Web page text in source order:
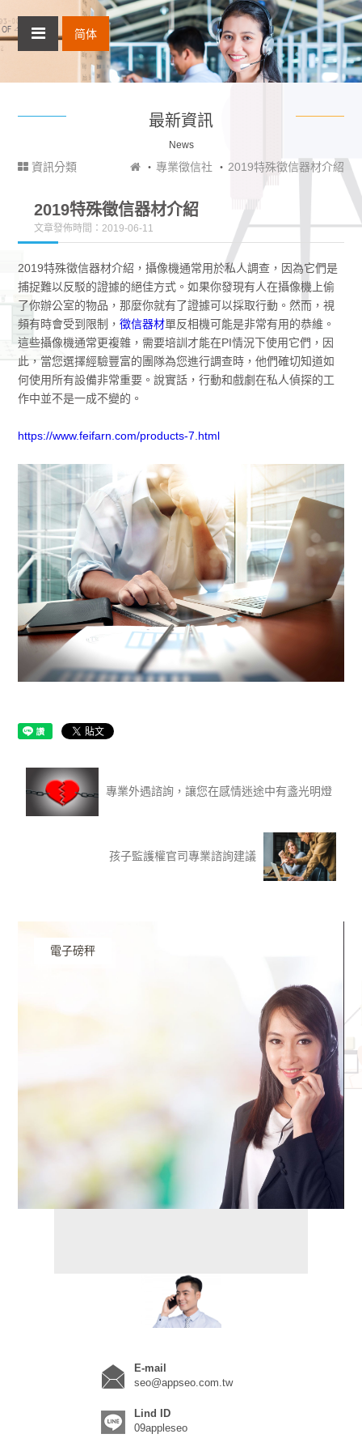
简体
最新資訊
News
專業徵信社 2019特殊徵信器材介紹
資訊分類
2019特殊徵信器材介紹
文章發佈時間：2019-06-11
2019特殊徵信器材介紹，攝像機通常用於私人調查，因為它們是
捕捉難以反駁的證據的絕佳方式。如果你發現有人在攝像機上偷
了你辦公室的物品，那麼你就有了證據可以採取行動。然而，視
頻有時會受到限制，徵信器材單反相機可能是非常有用的恭維。
這些攝像機通常更複雜，需要培訓才能在PI情況下使用它們，因
此，當您選擇經驗豐富的團隊為您進行調查時，他們確切知道如
何使用所有設備非常重要。說實話，行動和戲劇在私人偵探的工
作中並不是一成不變的。
https://www.feifarn.com/products-7.html
專業外遇諮詢，讓您在感情迷途中有盞光明燈
孩子監護權官司專業諮詢建議
電子磅秤
E-mail
seo@appseo.com.tw
Lind ID
09appleseo